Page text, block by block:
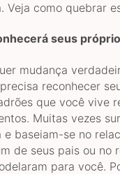
Veja como quebrar
seus
mudança
reconhecer
que você vive
Muitas vezes
baseiam-se no
de seus pais ou no
para você.